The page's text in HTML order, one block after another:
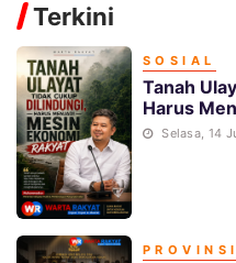
Terkini
SOSIAL
Tanah
Harus
Selasa, 14